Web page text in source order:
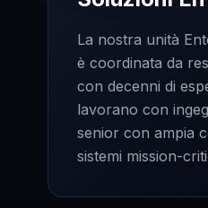
La nostra unità
è coordinata da
con decenni di
lavorano con
senior con ampia
sistemi mission-